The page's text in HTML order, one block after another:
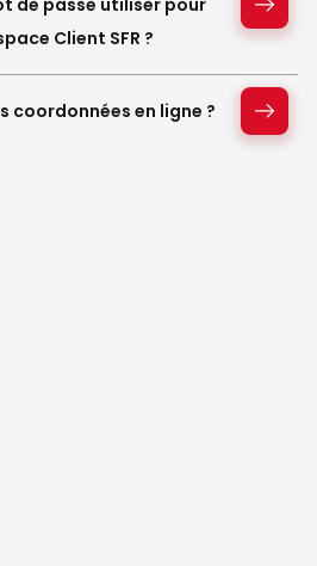
Client SFR ?
coordonnées en ligne ?